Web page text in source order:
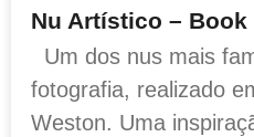
Nu Artístico – Book
Um dos nus mais
fotografia, realizado
Weston. Uma